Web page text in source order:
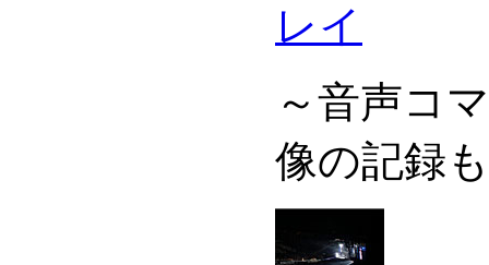
レイ
～音声コ
像の記録も